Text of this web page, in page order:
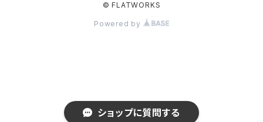
ショップに質問する
© FLATWORKS
Powered by